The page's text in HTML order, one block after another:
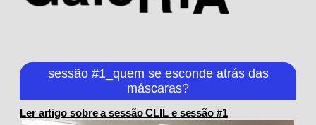
sessão #1_quem se esconde atrás das
máscaras?
Ler artigo sobre a sessão CLIL e sessão #1